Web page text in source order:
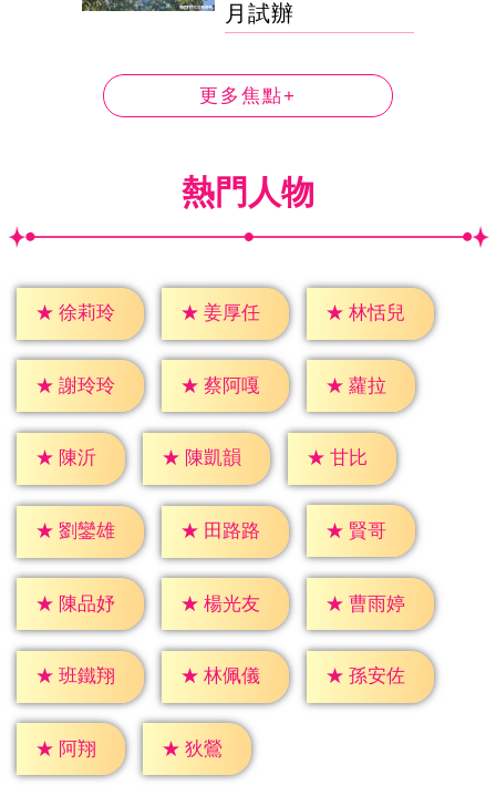
月試辦
更多焦點+
熱門人物
★ 徐莉玲 ★ 姜厚任 ★ 林恬兒
★ 謝玲玲 ★ 蔡阿嘎 ★ 蘿拉
★ 陳沂 ★ 陳凱韻 ★ 甘比
★ 劉鑾雄 ★ 田路路 ★ 賢哥
★ 陳品妤 ★ 楊光友 ★ 曹雨婷
★ 班鐵翔 ★ 林佩儀 ★ 孫安佐
★ 阿翔 ★ 狄鶯